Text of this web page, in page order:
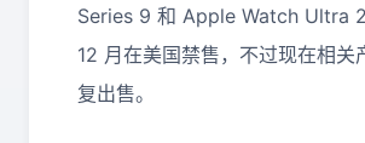
Series 9 和 Apple Watch Ultra
12 月在美国禁售，不过现在相关
复出售。